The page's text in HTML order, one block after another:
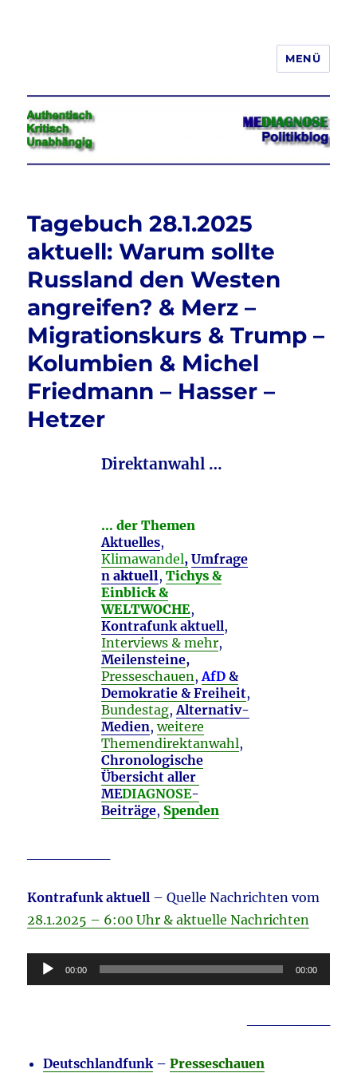
Jeder hat das Recht, seine
Meinung in Wort, Schrift und Bild
frei zu äußern und zu verbreiten
MENÜ
Tagebuch 28.1.2025
aktuell: Warum sollte
Russland den Westen
angreifen? & Merz –
Migrationskurs & Trump –
Kolumbien & Michel
Friedmann – Hasser –
Hetzer
Direktanwahl …
… der Themen
Aktuelles,
Klimawandel, Umfrage
naktuell, Tichys &
Einblick &
WELTWOCHE,
Kontrafunk aktuell,
Interviews & mehr,
Meilensteine,
Presseschauen, AfD &
Demokratie & Freiheit,
Bundestag,Alternativ-
Medien,weitere
Themendirektanwahl,
Chronologische
Übersicht aller
MEDIAGNOSE-
Beiträge, Spenden
Kontrafunk aktuell – Quelle Nachrichten vom
28.1.2025 – 6:00 Uhr & aktuelle Nachrichten
Audio-
Player
00:00 00:00
Deutschlandfunk–Presseschauen